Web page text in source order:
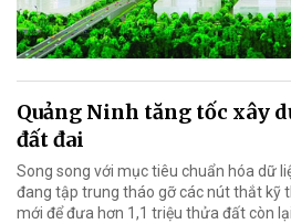
Quảng Ninh tăng tốc xây
đất đai
Song song với mục tiêu chuẩn hóa dữ
đang tập trung tháo gỡ các nút thắt kỹ
mới để đưa hơn 1,1 triệu thửa đất còn